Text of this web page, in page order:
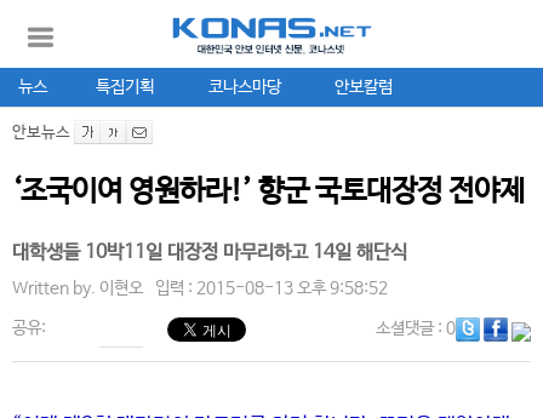
뉴스 특집기획 코나스마당 안보칼럼
안보뉴스
‘조국이여 영원하라!’ 향군 국토대장정 전야제
대학생들 10박11일 대장정 마무리하고 14일 해단식
Written by. 이현오 입력 : 2015-08-13 오후 9:58:52
공유: 소셜댓글: 0